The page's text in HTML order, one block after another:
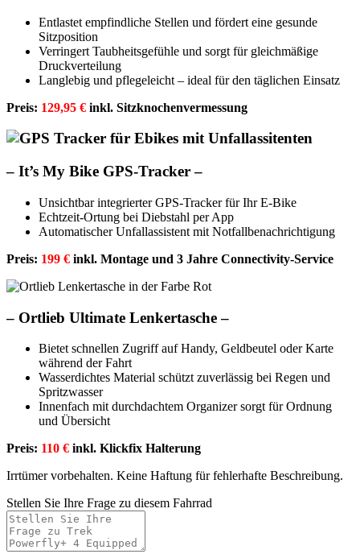
Entlastet empfindliche Stellen und fördert eine gesunde
Sitzposition
Verringert Taubheitsgefühle und sorgt für gleichmäßige
Druckverteilung
Langlebig und pflegeleicht – ideal für den täglichen Einsatz
Preis: 129,95 € inkl. Sitzknochenvermessung
– It’s My Bike GPS-Tracker –
Unsichtbar integrierter GPS-Tracker für Ihr E-Bike
Echtzeit-Ortung bei Diebstahl per App
Automatischer Unfallassistent mit Notfallbenachrichtigung
Preis: 199 € inkl. Montage und 3 Jahre Connectivity-Service
– Ortlieb Ultimate Lenkertasche –
Bietet schnellen Zugriff auf Handy, Geldbeutel oder Karte
während der Fahrt
Wasserdichtes Material schützt zuverlässig bei Regen und
Spritzwasser
Innenfach mit durchdachtem Organizer sorgt für Ordnung
und Übersicht
Preis: 110 € inkl. Klickfix Halterung
Irrtümer vorbehalten. Keine Haftung für fehlerhafte Beschreibung.
Stellen Sie Ihre Frage zu diesem Fahrrad